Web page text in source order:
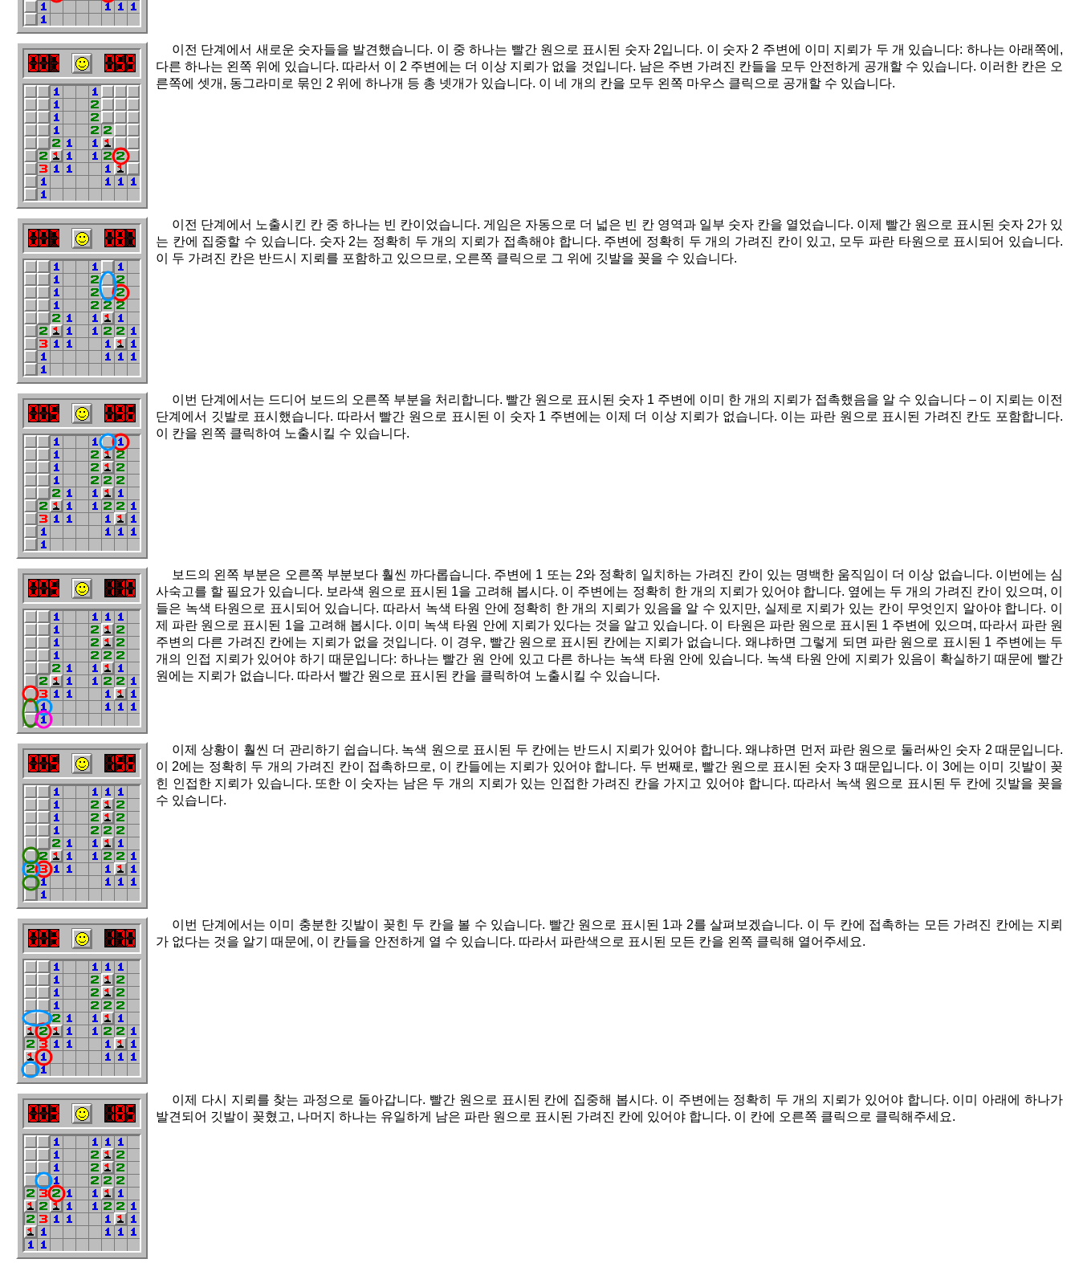
이전 단계에서 새로운 숫자들을 발견했습니다. 이 중 하나는 빨간 원으로 표시된 숫자 2입니다. 이 숫자 2 주변에 이미 지뢰가 두 개 있습니다: 하나는 아래쪽에,
다른 하나는 왼쪽 위에 있습니다. 따라서 이 2 주변에는 더 이상 지뢰가 없을 것입니다. 남은 주변 가려진 칸들을 모두 안전하게 공개할 수 있습니다. 이러한 칸은 오
른쪽에 셋개, 동그라미로 묶인 2 위에 하나개 등 총 넷개가 있습니다. 이 네 개의 칸을 모두 왼쪽 마우스 클릭으로 공개할 수 있습니다.
이전 단계에서 노출시킨 칸 중 하나는 빈 칸이었습니다. 게임은 자동으로 더 넓은 빈 칸 영역과 일부 숫자 칸을 열었습니다. 이제 빨간 원으로 표시된 숫자 2가 있
는 칸에 집중할 수 있습니다. 숫자 2는 정확히 두 개의 지뢰가 접촉해야 합니다. 주변에 정확히 두 개의 가려진 칸이 있고, 모두 파란 타원으로 표시되어 있습니다.
이 두 가려진 칸은 반드시 지뢰를 포함하고 있으므로, 오른쪽 클릭으로 그 위에 깃발을 꽂을 수 있습니다.
이번 단계에서는 드디어 보드의 오른쪽 부분을 처리합니다. 빨간 원으로 표시된 숫자 1 주변에 이미 한 개의 지뢰가 접촉했음을 알 수 있습니다 – 이 지뢰는 이전
단계에서 깃발로 표시했습니다. 따라서 빨간 원으로 표시된 이 숫자 1 주변에는 이제 더 이상 지뢰가 없습니다. 이는 파란 원으로 표시된 가려진 칸도 포함합니다.
이 칸을 왼쪽 클릭하여 노출시킬 수 있습니다.
보드의 왼쪽 부분은 오른쪽 부분보다 훨씬 까다롭습니다. 주변에 1 또는 2와 정확히 일치하는 가려진 칸이 있는 명백한 움직임이 더 이상 없습니다. 이번에는 심
사숙고를 할 필요가 있습니다. 보라색 원으로 표시된 1을 고려해 봅시다. 이 주변에는 정확히 한 개의 지뢰가 있어야 합니다. 옆에는 두 개의 가려진 칸이 있으며, 이
들은 녹색 타원으로 표시되어 있습니다. 따라서 녹색 타원 안에 정확히 한 개의 지뢰가 있음을 알 수 있지만, 실제로 지뢰가 있는 칸이 무엇인지 알아야 합니다. 이
제 파란 원으로 표시된 1을 고려해 봅시다. 이미 녹색 타원 안에 지뢰가 있다는 것을 알고 있습니다. 이 타원은 파란 원으로 표시된 1 주변에 있으며, 따라서 파란 원
주변의 다른 가려진 칸에는 지뢰가 없을 것입니다. 이 경우, 빨간 원으로 표시된 칸에는 지뢰가 없습니다. 왜냐하면 그렇게 되면 파란 원으로 표시된 1 주변에는 두
개의 인접 지뢰가 있어야 하기 때문입니다: 하나는 빨간 원 안에 있고 다른 하나는 녹색 타원 안에 있습니다. 녹색 타원 안에 지뢰가 있음이 확실하기 때문에 빨간
원에는 지뢰가 없습니다. 따라서 빨간 원으로 표시된 칸을 클릭하여 노출시킬 수 있습니다.
이제 상황이 훨씬 더 관리하기 쉽습니다. 녹색 원으로 표시된 두 칸에는 반드시 지뢰가 있어야 합니다. 왜냐하면 먼저 파란 원으로 둘러싸인 숫자 2 때문입니다.
이 2에는 정확히 두 개의 가려진 칸이 접촉하므로, 이 칸들에는 지뢰가 있어야 합니다. 두 번째로, 빨간 원으로 표시된 숫자 3 때문입니다. 이 3에는 이미 깃발이 꽂
힌 인접한 지뢰가 있습니다. 또한 이 숫자는 남은 두 개의 지뢰가 있는 인접한 가려진 칸을 가지고 있어야 합니다. 따라서 녹색 원으로 표시된 두 칸에 깃발을 꽂을
수 있습니다.
이번 단계에서는 이미 충분한 깃발이 꽂힌 두 칸을 볼 수 있습니다. 빨간 원으로 표시된 1과 2를 살펴보겠습니다. 이 두 칸에 접촉하는 모든 가려진 칸에는 지뢰
가 없다는 것을 알기 때문에, 이 칸들을 안전하게 열 수 있습니다. 따라서 파란색으로 표시된 모든 칸을 왼쪽 클릭해 열어주세요.
이제 다시 지뢰를 찾는 과정으로 돌아갑니다. 빨간 원으로 표시된 칸에 집중해 봅시다. 이 주변에는 정확히 두 개의 지뢰가 있어야 합니다. 이미 아래에 하나가
발견되어 깃발이 꽂혔고, 나머지 하나는 유일하게 남은 파란 원으로 표시된 가려진 칸에 있어야 합니다. 이 칸에 오른쪽 클릭으로 클릭해주세요.